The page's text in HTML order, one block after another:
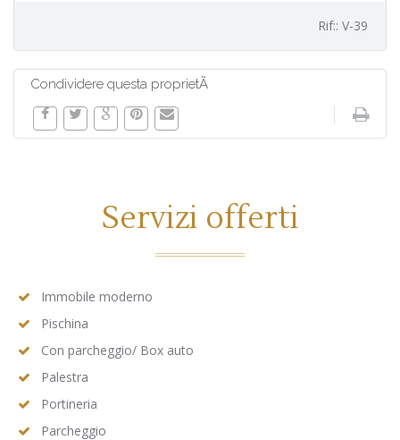
Rif:: V-39
Condividere questa proprietÃ
Servizi offerti
Immobile moderno
Pischina
Con parcheggio/ Box auto
Palestra
Portineria
Parcheggio